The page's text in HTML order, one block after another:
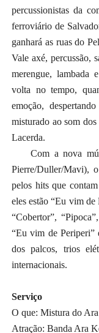
percussionistas da
ferroviário de
ganhará as ruas do
Vale axé, percussão,
merengue, lambada
volta no tempo,
emoção,
misturado ao som dos
Lacerda.
Com a nova
Pierre/Duller/Mavi), o
pelos hits que
eles estão “Eu vim
“Cobertor”,
“Eu vim de Periperi”
dos palcos, trios
internacionais.
Serviço
O que: Mistura do Ara
Atração: Banda Ara